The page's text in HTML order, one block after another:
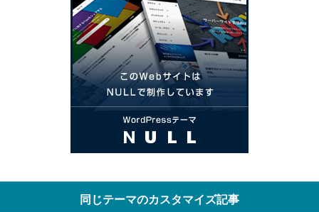
同じテーマのカスタマイズ記事